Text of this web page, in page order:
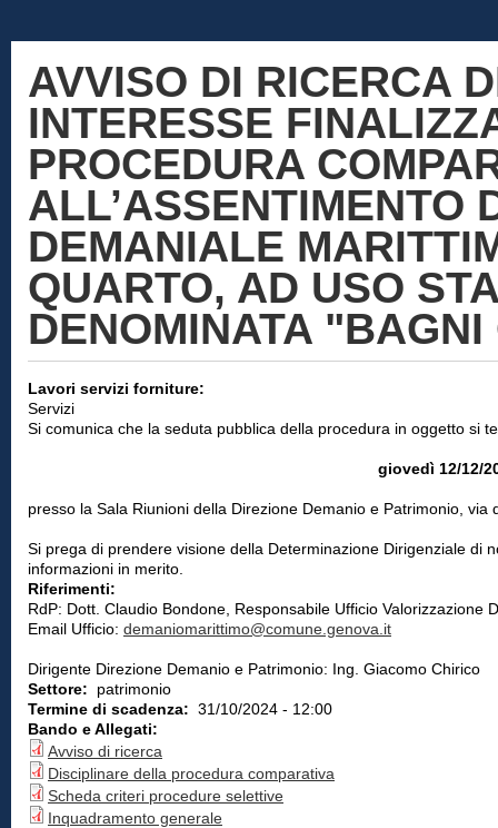
AVVISO DI RICERCA
INTERESSE
PROCEDURA
ALL’ASSENTIMENTO
DEMANIALE
QUARTO, AD USO
DENOMINATA
Lavori servizi forniture:
Servizi
Si comunica che la seduta pubblica della procedura in oggetto si
giovedì 12/12/
presso la Sala Riunioni della Direzione Demanio e Patrimonio,
Si prega di prendere visione della Determinazione Dirigenziale di
informazioni in merito.
Riferimenti:
RdP: Dott. Claudio Bondone, Responsabile Ufficio Valorizzazione
Email Ufficio: demaniomarittimo@comune.genova.it
Dirigente Direzione Demanio e Patrimonio: Ing. Giacomo Chirico
Settore:
patrimonio
Termine di scadenza: 31/10/2024 - 12:00
Bando e Allegati:
Avviso di ricerca
Disciplinare della procedura comparativa
Scheda criteri procedure selettive
Inquadramento generale